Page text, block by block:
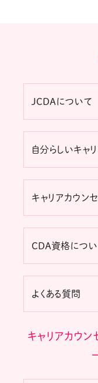
JCDAについて
自分らしいキャ
キャリアカウン
CDA資格につ
よくある質問
キャリアカウン